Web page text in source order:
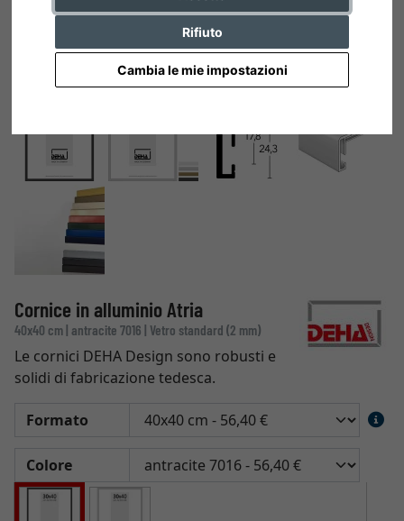
Rifiuto
Cambia le mie impostazioni
Cornice in alluminio Atria
40x40 cm | antracite 7016 | Vetro standard (2 mm)
Le cornici DEHA Design sono robusti e
solidi di fabricazione tedesca.
Formato
Colore